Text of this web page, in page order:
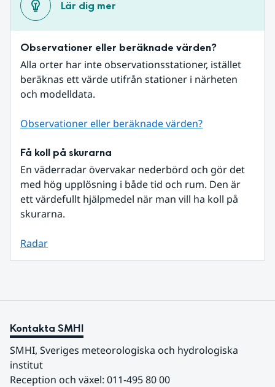
Lär dig mer
Observationer eller beräknade värden?
Alla orter har inte observationsstationer, istället
beräknas ett värde utifrån stationer i närheten
och modelldata.
Observationer eller beräknade värden?
Få koll på skurarna
En väderradar övervakar nederbörd och gör det
med hög upplösning i både tid och rum. Den är
ett värdefullt hjälpmedel när man vill ha koll på
skurarna.
Radar
Kontakta SMHI
SMHI, Sveriges meteorologiska och hydrologiska
institut
Reception och växel: 011-495 80 00